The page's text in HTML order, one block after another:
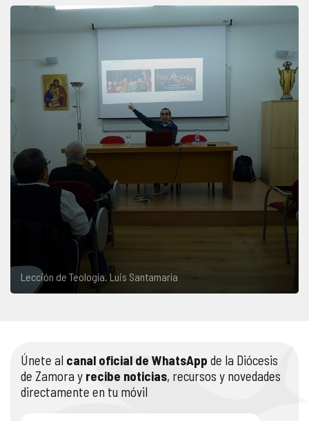
Lección de Teología. Luis Santamaría
Únete al canal oficial de WhatsApp de la Diócesis
de Zamora y recibe noticias, recursos y novedades
directamente en tu móvil